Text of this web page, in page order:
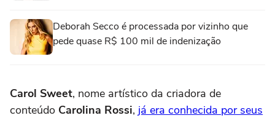
Deborah Secco é processada por vizinho que
pede quase R$ 100 mil de indenização
Carol Sweet, nome artístico da criadora de
conteúdo Carolina Rossi, já era conhecida por seus